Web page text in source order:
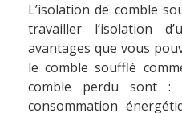
L’isolation de comble
travailler l’isolation
avantages que vous
le comble soufflé
comble perdu sont :
consommation